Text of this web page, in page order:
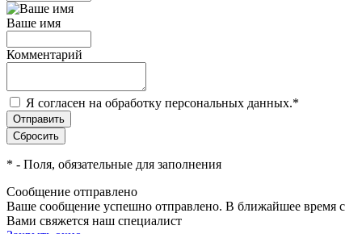
Ваше имя
Комментарий
Я согласен на обработку персональных данных.*
* - Поля, обязательные для заполнения
Сообщение отправлено
Ваше сообщение успешно отправлено. В ближайшее время с
Вами свяжется наш специалист